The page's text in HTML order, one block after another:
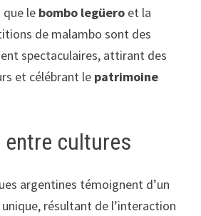
le bombo legüeroet la
de malambo sont des
spectaculaires, attirant des
et célébrant le patrimoine
entre cultures
argentines témoignent d’un
résultant de l’interaction